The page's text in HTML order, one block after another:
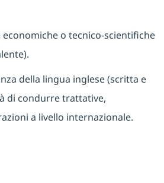
economiche o tecnico-scientifiche
della lingua inglese (scritta e
di condurre trattative,
a livello internazionale.